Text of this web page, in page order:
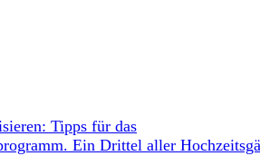
Tipps für das
Ein Drittel aller